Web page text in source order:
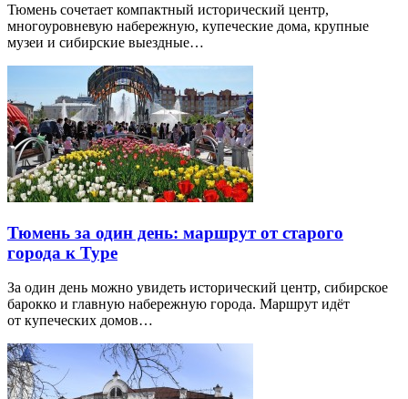
Тюмень сочетает компактный исторический центр,
многоуровневую набережную, купеческие дома, крупные
музеи и сибирские выездные…
Тюмень за один день: маршрут от старого
города к Туре
За один день можно увидеть исторический центр, сибирское
барокко и главную набережную города. Маршрут идёт
от купеческих домов…